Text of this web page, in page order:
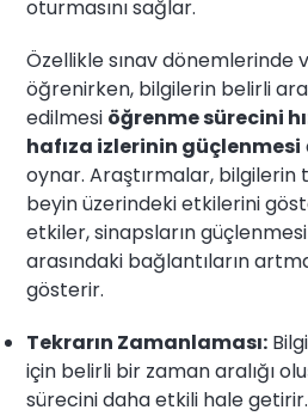
oturmasını sağlar.
Özellikle sınav dönemlerinde
öğrenirken, bilgilerin belirli
edilmesi öğrenme sürecini
hafıza izlerinin güçlenmesi
oynar. Araştırmalar, bilgilerin
beyin üzerindeki etkilerini
etkiler, sinapsların
arasındaki bağlantıların
gösterir.
Tekrarın Zamanlaması:
için belirli bir zaman aralığı
sürecini daha etkili hale